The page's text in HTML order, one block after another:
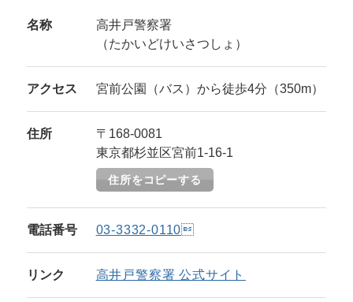
名称
高井戸警察署
（たかいどけいさつしょ）
アクセス 宮前公園（バス）から徒歩4分（350m）
住所
〒168-0081
東京都杉並区宮前1-16-1
住所をコピーする
電話番号 03-3332-0110
リンク 高井戸警察署 公式サイト